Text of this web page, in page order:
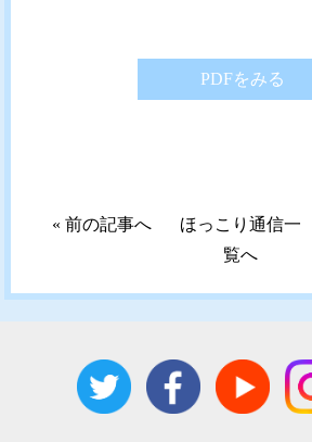
PDFをみる
«前の記事へ
ほっこり通信一
覧へ